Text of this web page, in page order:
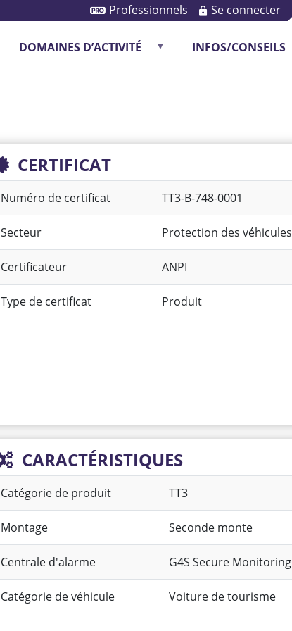
Professionnels Se connecter
DOMAINES D’ACTIVITÉ INFOS/CONSEILS
CERTIFICAT
Numéro de certificat TT3-B-748-0001
Secteur Protection des véhicules
Certificateur ANPI
Type de certificat Produit
CARACTÉRISTIQUES
Catégorie de produit TT3
Montage Seconde monte
Centrale d'alarme G4S Secure Monitoring
Catégorie de véhicule Voiture de tourisme